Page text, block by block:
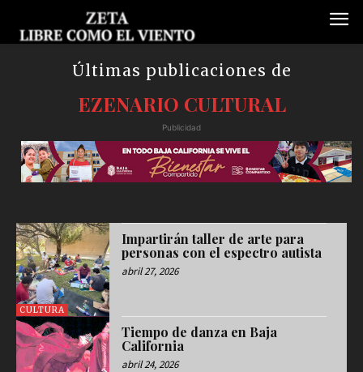
Últimas publicaciones de
EZENARIO CULTURAL
Publicidad
CULTURA
Impartirán taller de arte para
personas con el espectro autista
abril 27, 2026
Tiempo de danza en Baja
California
abril 24, 2026